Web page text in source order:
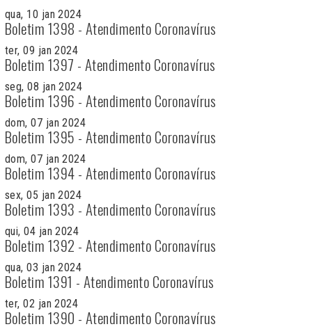
qua, 10 jan 2024
Boletim 1398 - Atendimento Coronavírus
ter, 09 jan 2024
Boletim 1397 - Atendimento Coronavírus
seg, 08 jan 2024
Boletim 1396 - Atendimento Coronavírus
dom, 07 jan 2024
Boletim 1395 - Atendimento Coronavírus
dom, 07 jan 2024
Boletim 1394 - Atendimento Coronavírus
sex, 05 jan 2024
Boletim 1393 - Atendimento Coronavírus
qui, 04 jan 2024
Boletim 1392 - Atendimento Coronavírus
qua, 03 jan 2024
Boletim 1391 - Atendimento Coronavírus
ter, 02 jan 2024
Boletim 1390 - Atendimento Coronavírus